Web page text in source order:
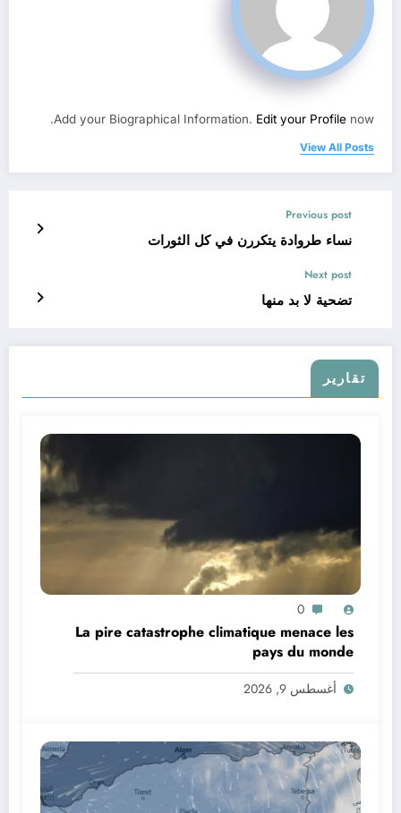
Add your Biographical Information. Edit your Profile now.
View All Posts
Previous post
نساء طروادة يتكررن في كل الثورات
Next post
تضحية لا بد منها
تقارير
0
La pire catastrophe climatique menace les
pays du monde
أغسطس 9, 2026